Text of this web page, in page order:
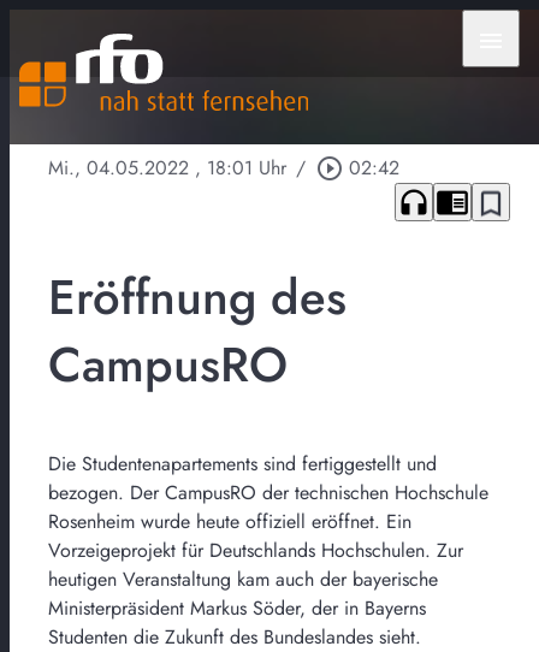
Mi., 04.05.2022 , 18:01 Uhr / play_circle_outline 02:42
headphones chrome_reader_mode bookmark_border
Eröffnung des
CampusRO
Die Studentenapartements sind fertiggestellt und
bezogen. Der CampusRO der technischen Hochschule
Rosenheim wurde heute offiziell eröffnet. Ein
Vorzeigeprojekt für Deutschlands Hochschulen. Zur
heutigen Veranstaltung kam auch der bayerische
Ministerpräsident Markus Söder, der in Bayerns
Studenten die Zukunft des Bundeslandes sieht.